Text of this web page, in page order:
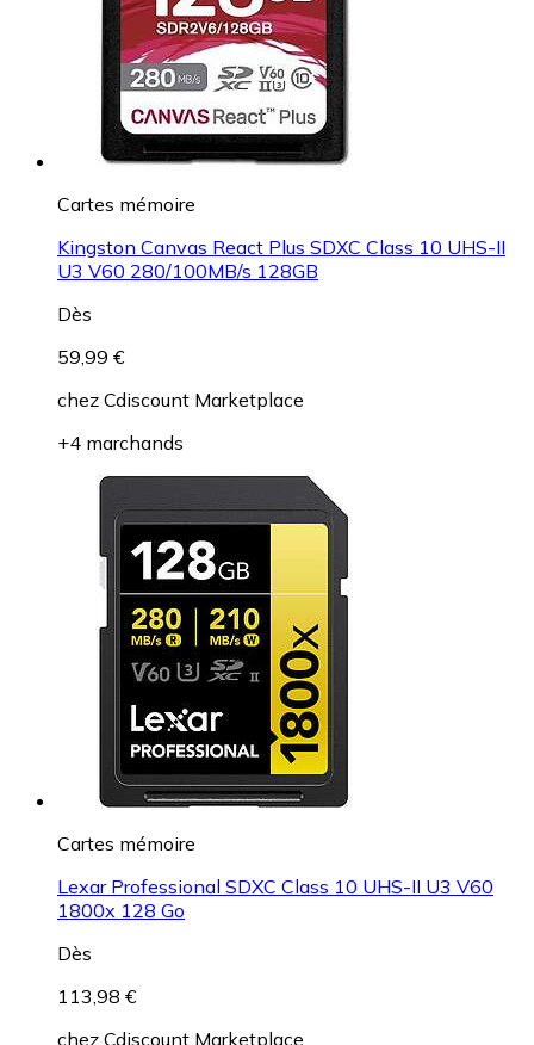
Cartes mémoire
Kingston Canvas React Plus SDXC Class 10 UHS-II
U3 V60 280/100MB/s 128GB
Dès
59,99 €
chez Cdiscount Marketplace
+4 marchands
Cartes mémoire
Lexar Professional SDXC Class 10 UHS-II U3 V60
1800x 128 Go
Dès
113,98 €
chez Cdiscount Marketplace